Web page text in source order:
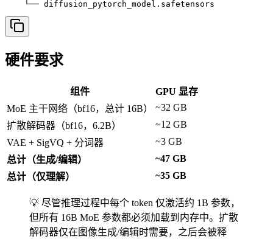
    └── diffusion_pytorch_model.safetensors
硬件要求
组件
GPU 显存
MoE 主干网络（bf16，总计 16B）
~32 GB
扩散解码器（bf16，6.2B）
~12 GB
VAE + SigVQ + 分词器
~3 GB
总计（生成/编辑）
~47 GB
总计（仅理解）
~35 GB
💡 尽管推理过程中每个 token 仅激活约 1B 参数，
但所有 16B MoE 参数都必须加载到内存中。扩散
解码器仅在图像生成/编辑时需要，之后会被释